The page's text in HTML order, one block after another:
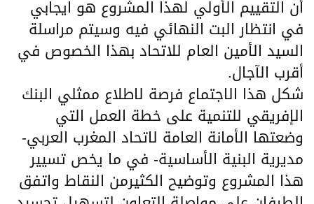
أن التقييم الأولي لهذا المشروع هو ايجابي
في انتظار البت النهائي فيه وسيتم مراسلة
السيد الأمين العام للاتحاد بهذا الخصوص في
أقرب الآجال.
شكل هذا الاجتماع فرصة لاطلاع ممثلي البنك
الإفريقي للتنمية على خطة العمل التي
وضعتها الأمانة العامة لاتحاد المغرب العربي-
مديرية البنية الأساسية- في ما يخص تسيير
هذا المشروع وتوضيح الكثيرمن النقاط واتفق